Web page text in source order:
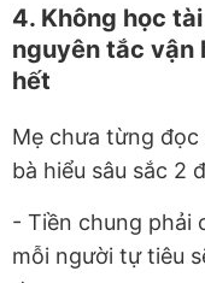
4. Không học
nguyên tắc vận
hết
Mẹ chưa từng
bà hiểu sâu sắc 2
- Tiền chung phải
mỗi người tự tiêu